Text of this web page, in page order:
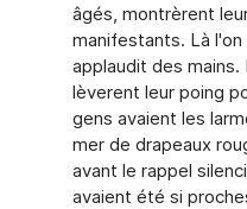
âgés, montrèrent
manifestants. Là
applaudit des mains.
lèverent leur poing
gens avaient les
mer de drapeaux
avant le rappel
avaient été si